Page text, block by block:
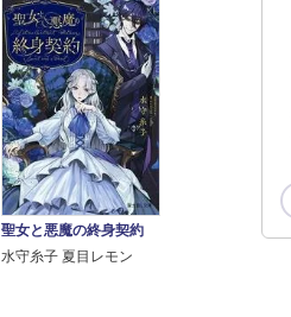
聖女と悪魔の終身契約
水守糸子 夏目レモン